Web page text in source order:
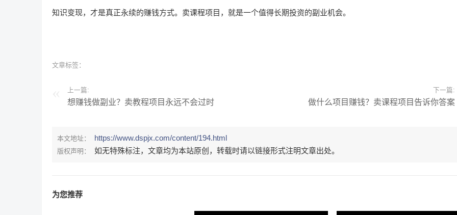
知识变现，才是真正永续的赚钱方式。卖课程项目，就是一个值得长期投资的副业机会。
文章标签：
上一篇:
想赚钱做副业？卖教程项目永远不会过时
下一篇:
做什么项目赚钱？卖课程项目告诉你答案
本文地址： https://www.dspjx.com/content/194.html
版权声明： 如无特殊标注，文章均为本站原创，转载时请以链接形式注明文章出处。
为您推荐